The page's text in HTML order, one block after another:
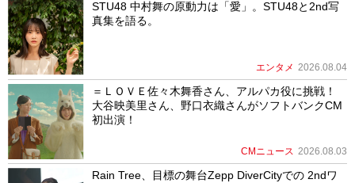
STU48 中村舞の原動力は「愛」。STU48と2nd写
真集を語る。
エンタメ 2026.08.04
＝ＬＯＶＥ佐々木舞香さん、アルパカ役に挑戦！
大谷映美里さん、野口衣織さんがソフトバンクCM
初出演！
CMニュース 2026.08.03
Rain Tree、目標の舞台Zepp DiverCityでの 2ndワ